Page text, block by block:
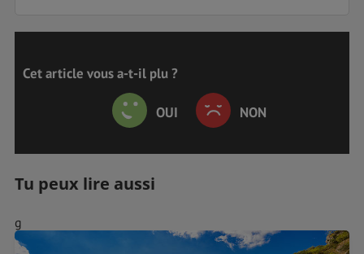
Cet article vous a-t-il plu ?
OUI NON
Tu peux lire aussi
g